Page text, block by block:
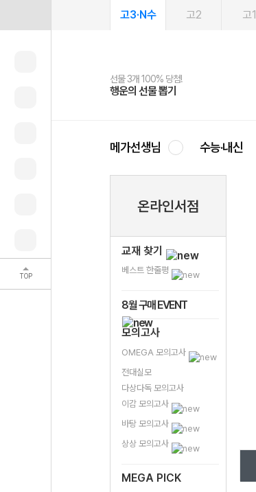
TOP
고3·N수 고2 고1
선물 3개 100% 당첨!
행운의 선물 뽑기
선물 100% 증정!
메가스터디 X 올리브
여름방학 스터디 캐시백
메가런 썸머스쿨
2027 러셀 단과
강사 공개선발
스마트러닝앱
설문 EVENT
메가패스
3일 무료 체험권
메가패스 수강생 무료혜택!
메가클럽 멤버십
사회공헌 캠페인
희망이룸 메가나눔
메가선생님 수능·내신
온라인서점
교재 찾기
베스트 한줄평
8월 구매 EVENT
모의고사
OMEGA 모의고사
전대실모
다상다독 모의고사
이감 모의고사
바탕 모의고사
상상 모의고사
MEGA PICK